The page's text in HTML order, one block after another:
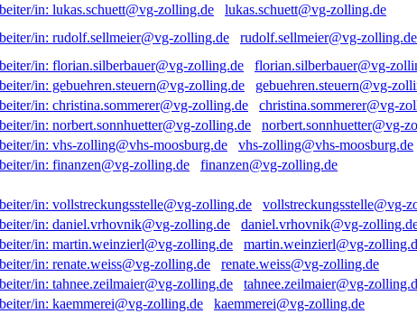
lukas.schuett@vg-zolling.de
rudolf.sellmeier@vg-zolling.de
florian.silberbauer@vg-
gebuehren.steuern@vg-
christina.sommerer@vg-
norbert.sonnhuetter@vg-
vhs-zolling@vhs-moosburg.de
finanzen@vg-zolling.de
vollstreckungsstelle@vg-
daniel.vrhovnik@vg-
martin.weinzierl@vg-
renate.weiss@vg-zolling.de
tahnee.zeilmaier@vg-
kaemmerei@vg-zolling.de